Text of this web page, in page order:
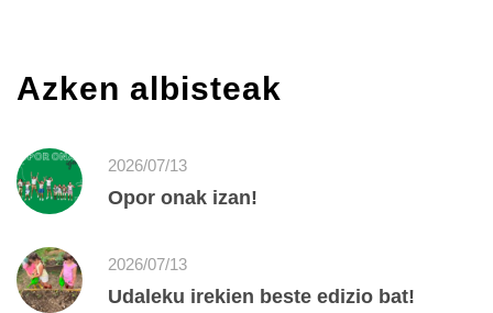
Azken albisteak
2026/07/13
Opor onak izan!
2026/07/13
Udaleku irekien beste edizio bat!